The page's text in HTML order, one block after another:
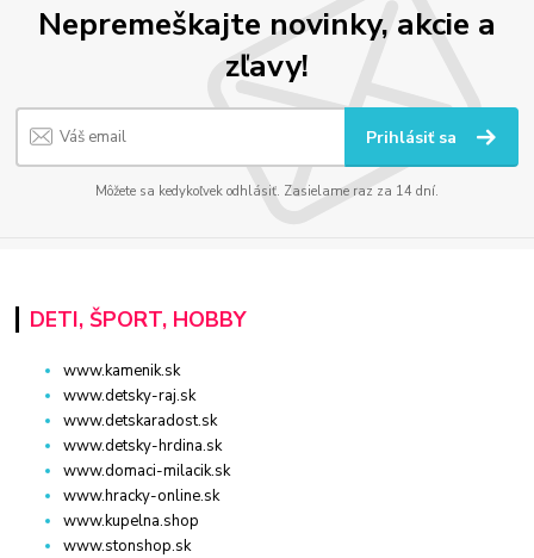
Nepremeškajte novinky, akcie a
zľavy!
Prihlásiť sa
Môžete sa kedykoľvek odhlásiť. Zasielame raz za 14 dní.
DETI, ŠPORT, HOBBY
www.kamenik.sk
www.detsky-raj.sk
www.detskaradost.sk
www.detsky-hrdina.sk
www.domaci-milacik.sk
www.hracky-online.sk
www.kupelna.shop
www.stonshop.sk